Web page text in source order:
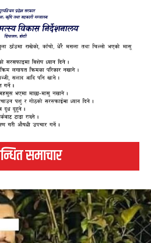
समाचार